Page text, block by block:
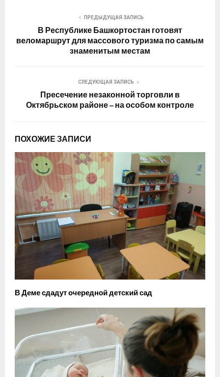
ПРЕДЫДУЩАЯ ЗАПИСЬ
В Республике Башкортостан готовят
веломаршрут для массового туризма по самым
знаменитым местам
СЛЕДУЮЩАЯ ЗАПИСЬ
Пресечение незаконной торговли в
Октябрьском районе – на особом контроле
ПОХОЖИЕ ЗАПИСИ
В Деме сдадут очередной детский сад